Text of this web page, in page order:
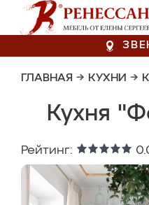
ГЛАВНАЯ → КУХНИ →
Кухня
Рейтинг: